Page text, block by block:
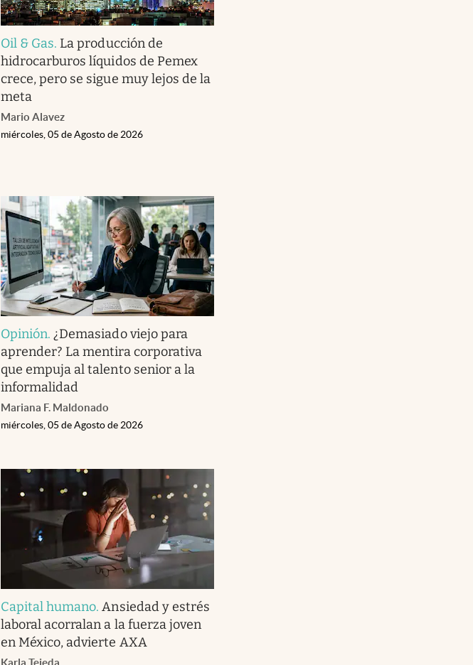
Oil & Gas. La producción de
hidrocarburos líquidos de Pemex
crece, pero se sigue muy lejos de la
meta
Mario Alavez
miércoles, 05 de Agosto de 2026
Opinión. ¿Demasiado viejo para
aprender? La mentira corporativa
que empuja al talento senior a la
informalidad
Mariana F. Maldonado
miércoles, 05 de Agosto de 2026
Capital humano.Ansiedad y estrés
laboral acorralan a la fuerza joven
en México, advierte AXA
Karla Tejeda